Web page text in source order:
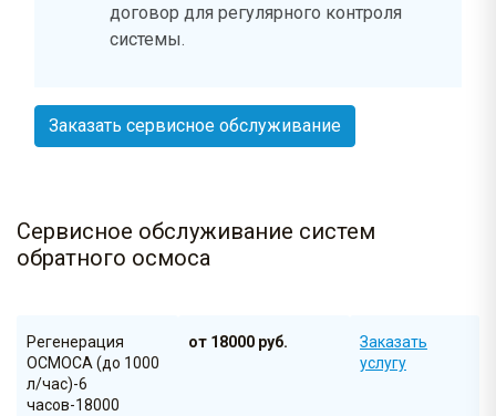
договор для регулярного контроля
системы.
Заказать сервисное обслуживание
Сервисное обслуживание систем
обратного осмоса
Регенерация
ОСМОСА (до 1000
л/час)-6
часов-18000
от 18000 руб.
Заказать
услугу